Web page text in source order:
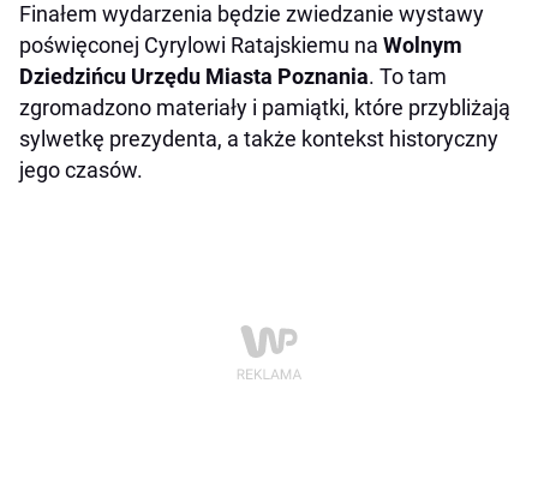
Finałem wydarzenia będzie zwiedzanie wystawy
poświęconej Cyrylowi Ratajskiemu na Wolnym
Dziedzińcu Urzędu Miasta Poznania. To tam
zgromadzono materiały i pamiątki, które przybliżają
sylwetkę prezydenta, a także kontekst historyczny
jego czasów.